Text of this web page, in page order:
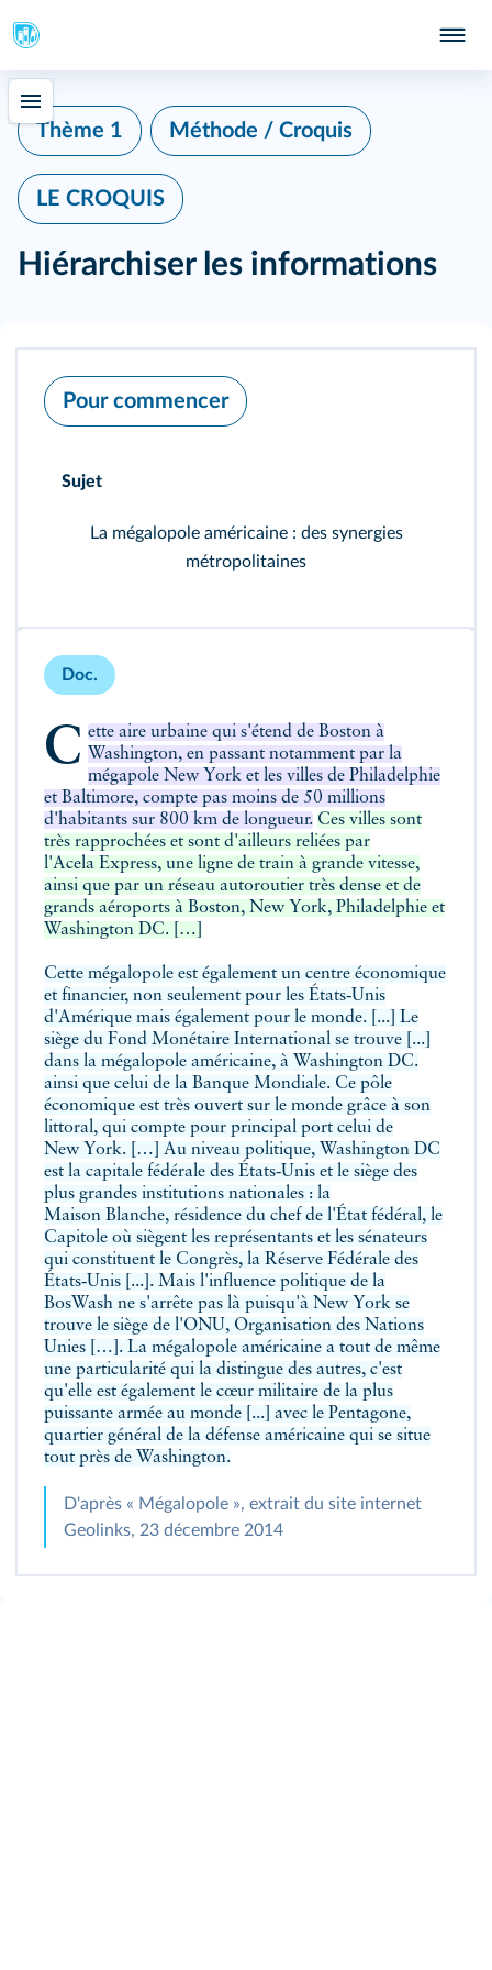
Thème 1 Méthode / Croquis
LE CROQUIS
Hiérarchiser les informations
Pour commencer
Sujet
La mégalopole américaine : des synergies
métropolitaines
Doc.
Cette aire urbaine qui s'étend de Boston à Washington, en passant notamment par la
mégapole New York et les villes de Philadelphie
et Baltimore, compte pas moins de 50 millions
d'habitants sur 800 km de longueur. Ces villes sont
très rapprochées et sont d'ailleurs reliées par
l'Acela Express, une ligne de train à grande vitesse,
ainsi que par un réseau autoroutier très dense et de
grands aéroports à Boston, New York, Philadelphie et
Washington DC. […]
Cette mégalopole est également un centre économique
et financier, non seulement pour les États‑Unis
d'Amérique mais également pour le monde. [...] Le
siège du Fond Monétaire International se trouve [...]
dans la mégalopole américaine, à Washington DC.
ainsi que celui de la Banque Mondiale. Ce pôle
économique est très ouvert sur le monde grâce à son
littoral, qui compte pour principal port celui de
New York. […] Au niveau politique, Washington DC
est la capitale fédérale des États‑Unis et le siège des
plus grandes institutions nationales : la
Maison Blanche, résidence du chef de l'État fédéral, le
Capitole où siègent les représentants et les sénateurs
qui constituent le Congrès, la Réserve Fédérale des
États‑Unis [...]. Mais l'influence politique de la
BosWash ne s'arrête pas là puisqu'à New York se
trouve le siège de l'ONU, Organisation des Nations
Unies […]. La mégalopole américaine a tout de même
une particularité qui la distingue des autres, c'est
qu'elle est également le cœur militaire de la plus
puissante armée au monde [...] avec le Pentagone,
quartier général de la défense américaine qui se situe
tout près de Washington.
D'après « Mégalopole », extrait du site internet
Geolinks, 23 décembre 2014